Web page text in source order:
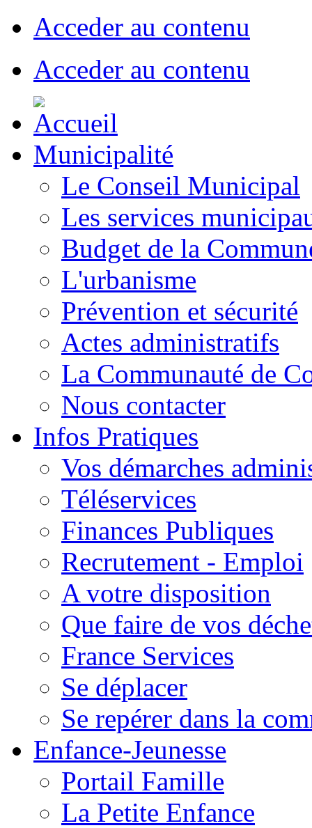
Acceder au contenu
Acceder au contenu
Municipalité
Le Conseil Municipal
Les services
Budget de la
L'urbanisme
Prévention et sécurité
Actes administratifs
La Communauté de
Nous contacter
Infos Pratiques
Vos démarches
Téléservices
Finances Publiques
Recrutement - Emploi
A votre disposition
Que faire de vos
France Services
Se déplacer
Se repérer dans la
Enfance-Jeunesse
Portail Famille
La Petite Enfance